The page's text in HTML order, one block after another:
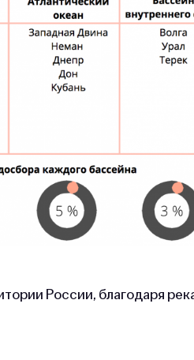
России, благодаря